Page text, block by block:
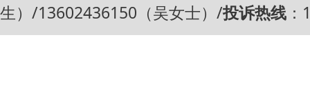
生）/13602436150（吴女士）/投诉热线